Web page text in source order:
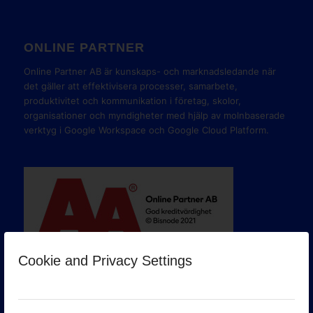
Cookie and Privacy Settings
ONLINE PARTNER
Online Partner AB är kunskaps- och marknadsledande när
det gäller att effektivisera processer, samarbete,
produktivitet och kommunikation i företag, skolor,
organisationer och myndigheter med hjälp av molnbaserade
verktyg i Google Workspace och Google Cloud Platform.